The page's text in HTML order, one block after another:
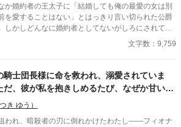
か婚約者の王太子に「結婚しても俺の最愛の女は別
を愛することはない」とはっきり言い切られた公爵
しかしどんなに婚約者としてないがしろにされても
誇りを傷つけられても彼女は平気だった。なぜなら
拠り所」があるから……。しかし、王立学園の卒業
った―― ※神視点。■なろうにも別タイトルで重
ャンル日間4位】。
文字数：9,759
騎士団長様に命を救われ、溺愛されていま
、彼が私を抱きしめるたび、なぜか甘い
がするのです
き ゆう）
われ、暗殺者の刃に倒れかけたわたし――フィオナ